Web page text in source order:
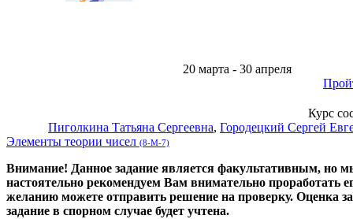
20 марта - 30 апреля
Курс
Пиголкина Татьяна Сергеевна, Городецкий Сергей
Элементы теории чисел (8-М-7)
Внимание! Данное задание является факультативным, но
настоятельно рекомендуем Вам внимательно проработать
желанию можете отправить решение на проверку. Оценка
задание в спорном случае будет учтена.